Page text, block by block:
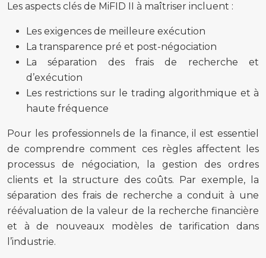
Les aspects clés de MiFID II à maîtriser incluent :
Les exigences de meilleure exécution
La transparence pré et post-négociation
La séparation des frais de recherche et
d’exécution
Les restrictions sur le trading algorithmique et à
haute fréquence
Pour les professionnels de la finance, il est essentiel
de comprendre comment ces règles affectent les
processus de négociation, la gestion des ordres
clients et la structure des coûts. Par exemple, la
séparation des frais de recherche a conduit à une
réévaluation de la valeur de la recherche financière
et à de nouveaux modèles de tarification dans
l’industrie.